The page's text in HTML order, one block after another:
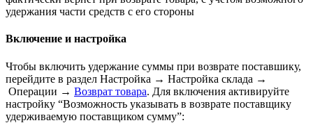
удержания части средств с его стороны
Включение и настройка
Чтобы включить удержание суммы при возврате поставшику,
перейдите в раздел Настройка → Настройка склада →
Операции → Возврат товара. Для включения активируйте
настройку “Возможность указывать в возврате поставщику
удерживаемую поставщиком сумму”: